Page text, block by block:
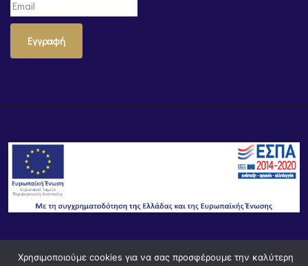
Εγγραφή
© Powered by Knowledge AE
Χρησιμοποιούμε cookies για να σας προσφέρουμε την καλύτερη